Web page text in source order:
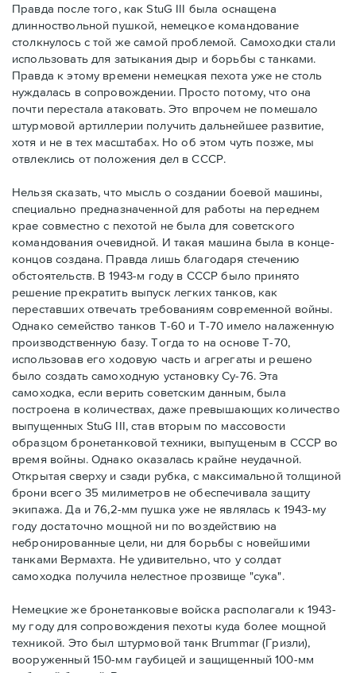
Правда после того, как StuG III была оснащена
длинноствольной пушкой, немецкое командование
столкнулось с той же самой проблемой. Самоходки стали
использовать для затыкания дыр и борьбы с танками.
Правда к этому времени немецкая пехота уже не столь
нуждалась в сопровождении. Просто потому, что она
почти перестала атаковать. Это впрочем не помешало
штурмовой артиллерии получить дальнейшее развитие,
хотя и не в тех масштабах. Но об этом чуть позже, мы
отвлеклись от положения дел в СССР.
Нельзя сказать, что мысль о создании боевой машины,
специально предназначенной для работы на переднем
крае совместно с пехотой не была для советского
командования очевидной. И такая машина была в конце-
концов создана. Правда лишь благодаря стечению
обстоятельств. В 1943-м году в СССР было принято
решение прекратить выпуск легких танков, как
переставших отвечать требованиям современной войны.
Однако семейство танков Т-60 и Т-70 имело налаженную
производственную базу. Тогда то на основе Т-70,
использовав его ходовую часть и агрегаты и решено
было создать самоходную установку Су-76. Эта
самоходка, если верить советским данным, была
построена в количествах, даже превышающих количество
выпущенных StuG III, став вторым по массовости
образцом бронетанковой техники, выпущеным в СССР во
время войны. Однако оказалась крайне неудачной.
Открытая сверху и сзади рубка, с максимальной толщиной
брони всего 35 милиметров не обеспечивала защиту
экипажа. Да и 76,2-мм пушка уже не являлась к 1943-му
году достаточно мощной ни по воздействию на
небронированные цели, ни для борьбы с новейшими
танками Вермахта. Не удивительно, что у солдат
самоходка получила нелестное прозвище "сука".
Немецкие же бронетанковые войска располагали к 1943-
му году для сопровождения пехоты куда более мощной
техникой. Это был штурмовой танк Brummar (Гризли),
вооруженный 150-мм гаубицей и защищенный 100-мм